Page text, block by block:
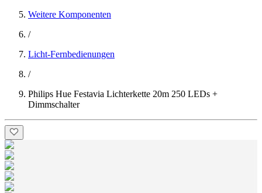
Weitere Komponenten
/
Licht-Fernbedienungen
/
Philips Hue Festavia Lichterkette 20m 250 LEDs +
Dimmschalter